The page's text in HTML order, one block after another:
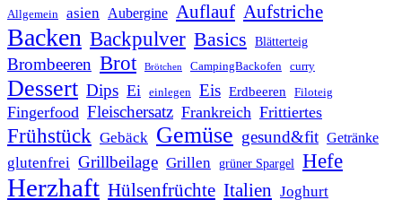
Allgemein asien Aubergine Auflauf Aufstriche
Backen Backpulver Basics Blätterteig
Brombeeren Brot Brötchen CampingBackofen curry
Dessert Dips Ei einlegen Eis Erdbeeren Filoteig
Fingerfood Fleischersatz Frankreich Frittiertes
Frühstück Gebäck Gemüse gesund&fit Getränke
glutenfrei Grillbeilage Grillen grüner Spargel Hefe
Herzhaft Hülsenfrüchte Italien Joghurt